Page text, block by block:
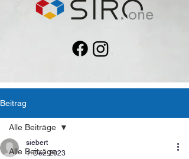
Beitrag
Alle Beiträge
Alle Beiträge
siebert
1. Dez. 2023